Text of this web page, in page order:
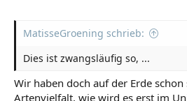
MatisseGroening schrieb:
Dies ist zwangsläufig so, ...
Wir haben doch auf der Erde
Artenvielfalt, wie wird es erst im